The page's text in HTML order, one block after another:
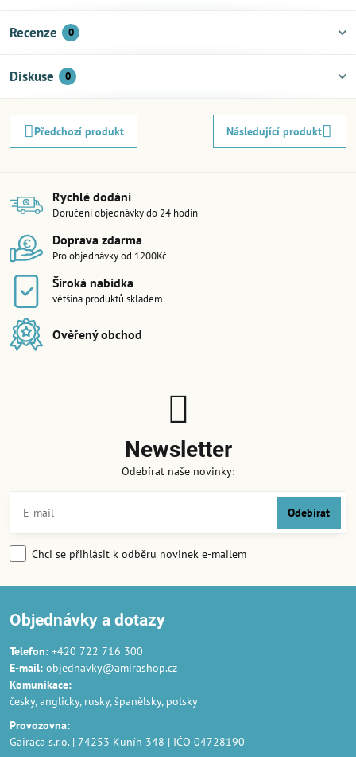
Recenze 0
Diskuse 0
Předchozí produkt Následující produkt
Rychlé dodání
Doručení objednávky do 24 hodin
Doprava zdarma
Pro objednávky od 1200Kč
Široká nabídka
většina produktů skladem
Ověřený obchod
Newsletter
Odebírat naše novinky:
Odebírat
Chci se přihlásit k odběru novinek e-mailem
Objednávky a dotazy
Telefon: +420 722 716 300
E-mail: objednavky@amirashop.cz
Komunikace:
česky, anglicky, rusky, španělsky, polsky
Provozovna:
Gairaca s.r.o. | 74253 Kunín 348 | IČO 04728190